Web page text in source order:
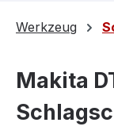
Werkzeug
Makita